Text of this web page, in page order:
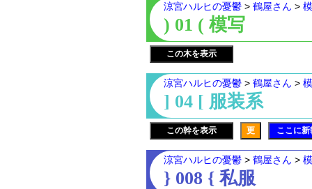
涼宮ハルヒの憂鬱 > 鶴屋さん >
) 01 ( 模写
この木を表示
涼宮ハルヒの憂鬱 > 鶴屋さん >
] 04 [ 服装系
この幹を表示 更 ここに
涼宮ハルヒの憂鬱 > 鶴屋さん >
} 008 { 私服